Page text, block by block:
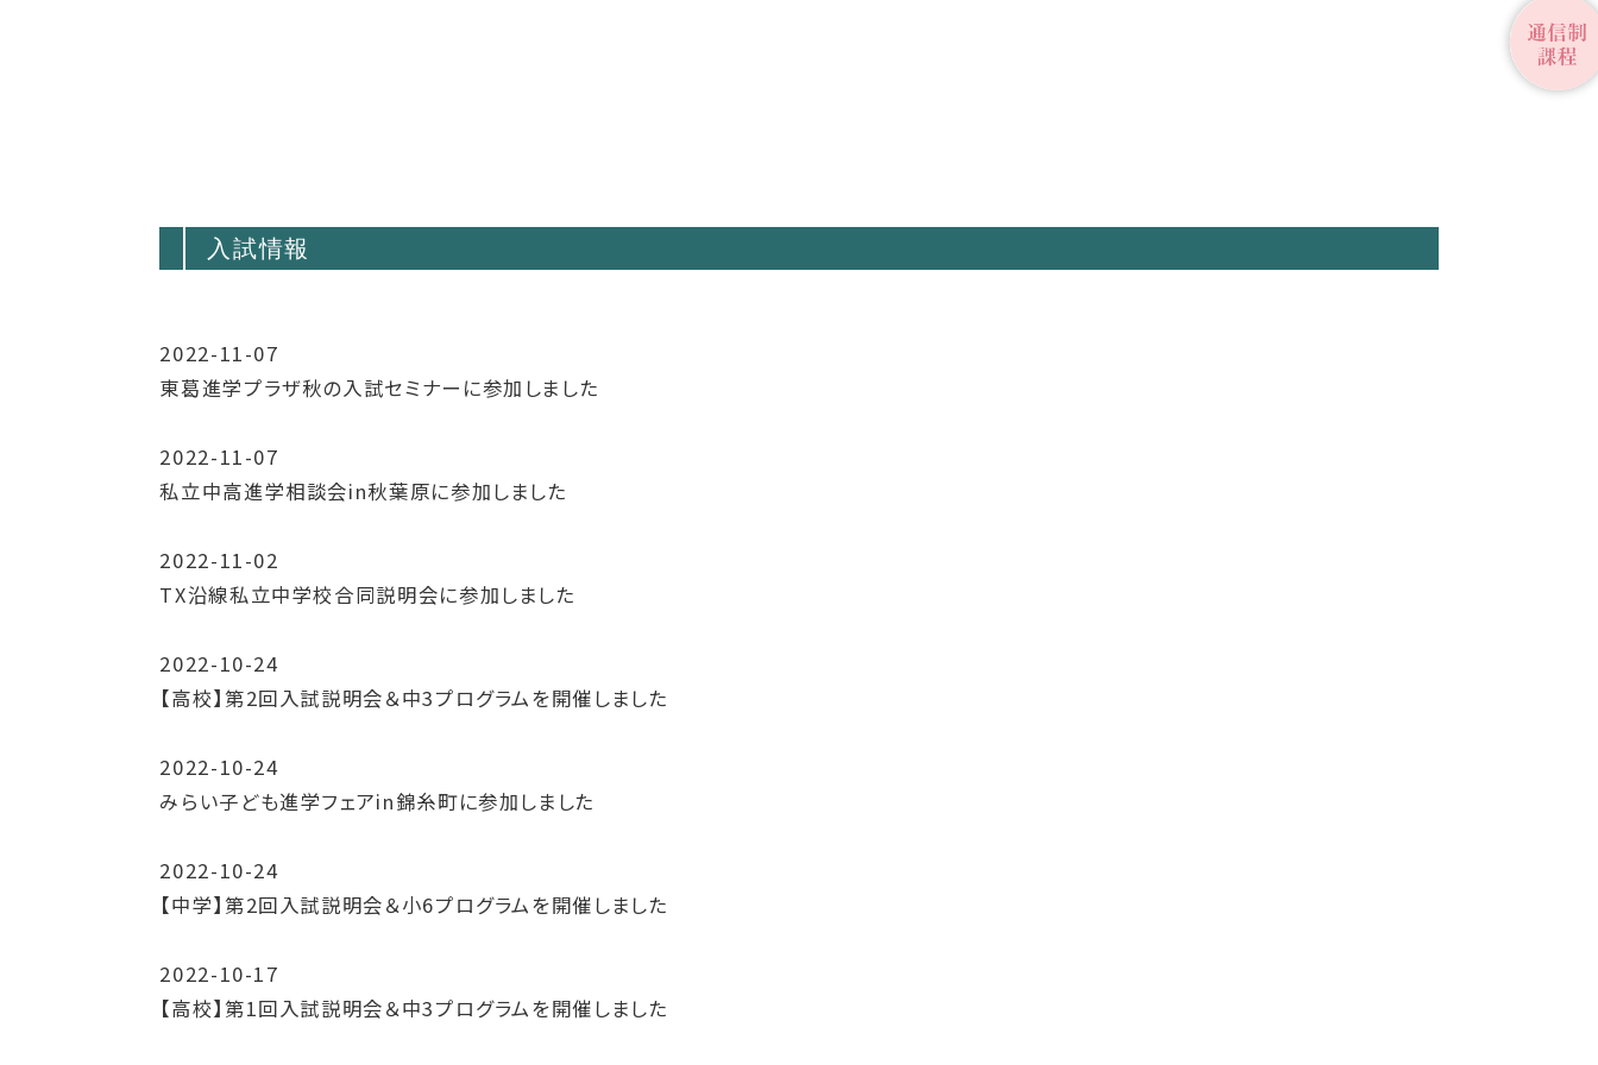
入試情報
2022-11-07
東葛進学プラザ秋の入試セミナーに参加しました
2022-11-07
私立中高進学相談会in秋葉原に参加しました
2022-11-02
TX沿線私立中学校合同説明会に参加しました
2022-10-24
【高校】第2回入試説明会＆中3プログラムを開催しました
2022-10-24
みらい子ども進学フェアin錦糸町に参加しました
2022-10-24
【中学】第2回入試説明会＆小6プログラムを開催しました
2022-10-17
【高校】第1回入試説明会＆中3プログラムを開催しました